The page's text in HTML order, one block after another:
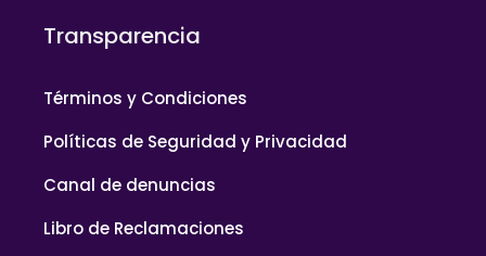
Transparencia
Términos y Condiciones
Políticas de Seguridad y Privacidad
Canal de denuncias
Libro de Reclamaciones